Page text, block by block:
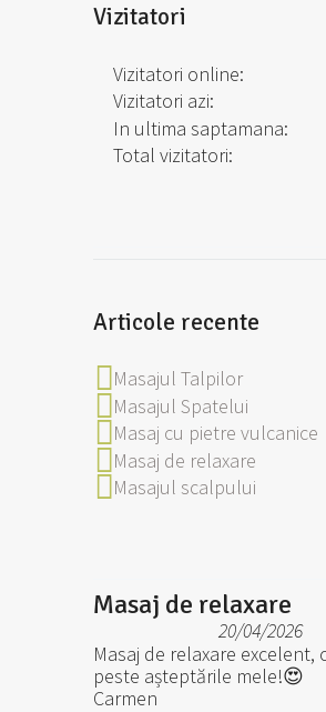
Vizitatori
Vizitatori online:
Vizitatori azi:
In ultima saptamana:
Total vizitatori:
Articole recente
Masajul Talpilor
Masajul Spatelui
Masaj cu pietre vulcanice
Masaj de relaxare
Masajul scalpului
Masaj de relaxare
20/04/2026
Masaj de relaxare excelent,
peste așteptările mele!😍
Carmen